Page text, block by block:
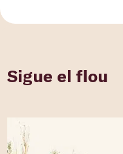
Sigue el flou